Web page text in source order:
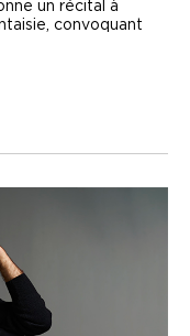
un récital à
convoquant